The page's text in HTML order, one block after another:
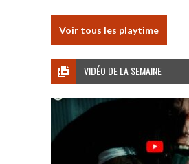
Voir tous les playtime
VIDÉO DE LA SEMAINE